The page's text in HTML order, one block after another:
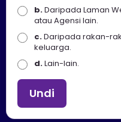
Penafian : Kerajaan
Pelancongan Seni dan
bertanggungjawab atas
disebabkan oleh
yang diperolehi dari portal
Hakcipta © 2025
DAN BUDAYA. | Hak Cipta
b.Daripada Laman
atau Agensi lain.
c.Daripada rakan-
keluarga.
d.Lain-lain.
Undi
Apa Khabar! Selamat
Pelancongan, Seni dan